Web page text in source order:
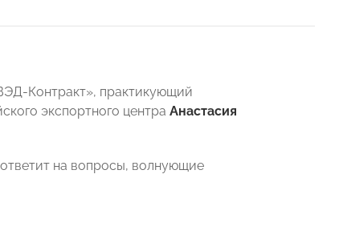
Контракт», практикующий
экспортного центра Анастасия
на вопросы, волнующие